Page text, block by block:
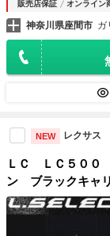
販売店保証 オンライン
神奈川県座間市 ガ
NEW レクサス
ＬＣ ＬＣ５００
ン ブラックキャ
プレート 赤ハー
カメラ デジタル